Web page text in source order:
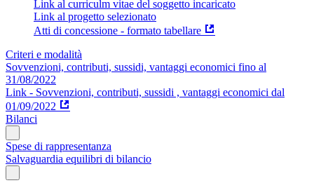
Link al curriculm vitae del soggetto incaricato
Link al progetto selezionato
Atti di concessione - formato tabellare
Criteri e modalità
Sovvenzioni, contributi, sussidi, vantaggi economici fino al
31/08/2022
Link - Sovvenzioni, contributi, sussidi , vantaggi economici dal
01/09/2022
Bilanci
Spese di rappresentanza
Salvaguardia equilibri di bilancio